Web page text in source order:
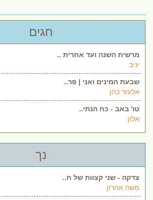
חגים
מרשית השנה ועד אחרית ..
יניב
שבעת המינים ואני | פר..
אלעזר כהן
טו' באב - כח הנתי..
אלון
נך
צדקה - שני קצוות של ח..
משה אהרון